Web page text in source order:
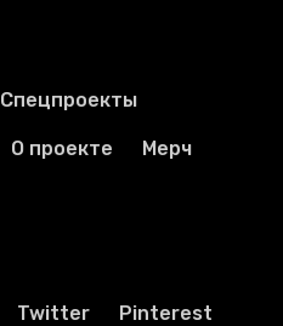
Спецпроекты
О проекте Мерч
Twitter Pinterest